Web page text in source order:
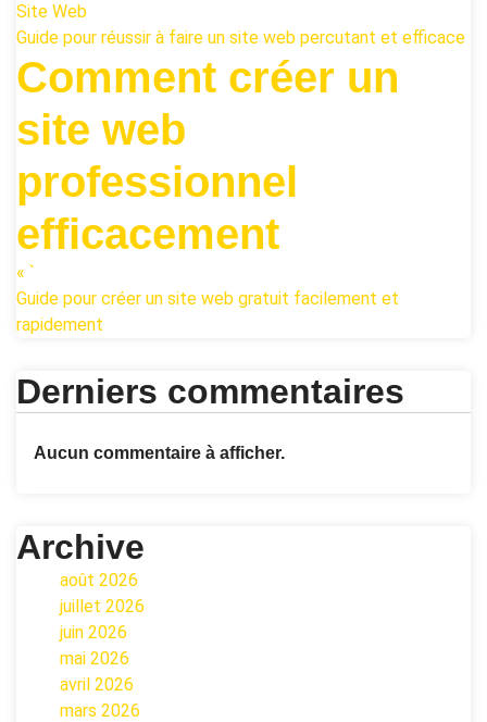
Site Web
Guide pour réussir à faire un site web percutant et efficace
Comment créer un
site web
professionnel
efficacement
« `
Guide pour créer un site web gratuit facilement et
rapidement
Derniers commentaires
Aucun commentaire à afficher.
Archive
août 2026
juillet 2026
juin 2026
mai 2026
avril 2026
mars 2026